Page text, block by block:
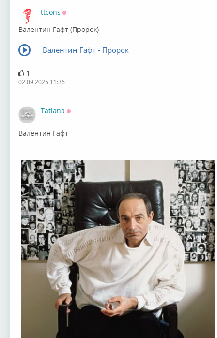
ttcons
Валентин Гафт (Пророк)
Валентин Гафт - Пророк
1
02.09.2025 11:36
Tatiana
Валентин Гафт